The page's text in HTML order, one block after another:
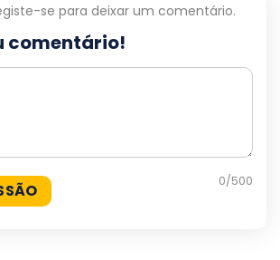
comentário!
se para deixar um comentário.
0/500